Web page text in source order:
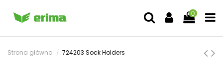
0
Strona główna 724203 Sock Holders